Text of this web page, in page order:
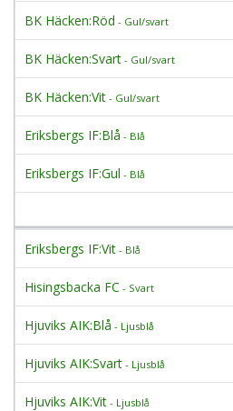
BK Häcken:Röd - Gul/svart
BK Häcken:Svart - Gul/svart
BK Häcken:Vit - Gul/svart
Eriksbergs IF:Blå - Blå
Eriksbergs IF:Gul - Blå
Eriksbergs IF:Vit - Blå
Hisingsbacka FC - Svart
Hjuviks AIK:Blå - Ljusblå
Hjuviks AIK:Svart - Ljusblå
Hjuviks AIK:Vit - Ljusblå